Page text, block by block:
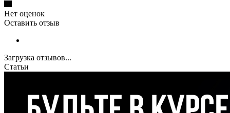
Нет оценок
Оставить отзыв
Загрузка отзывов...
Статьи